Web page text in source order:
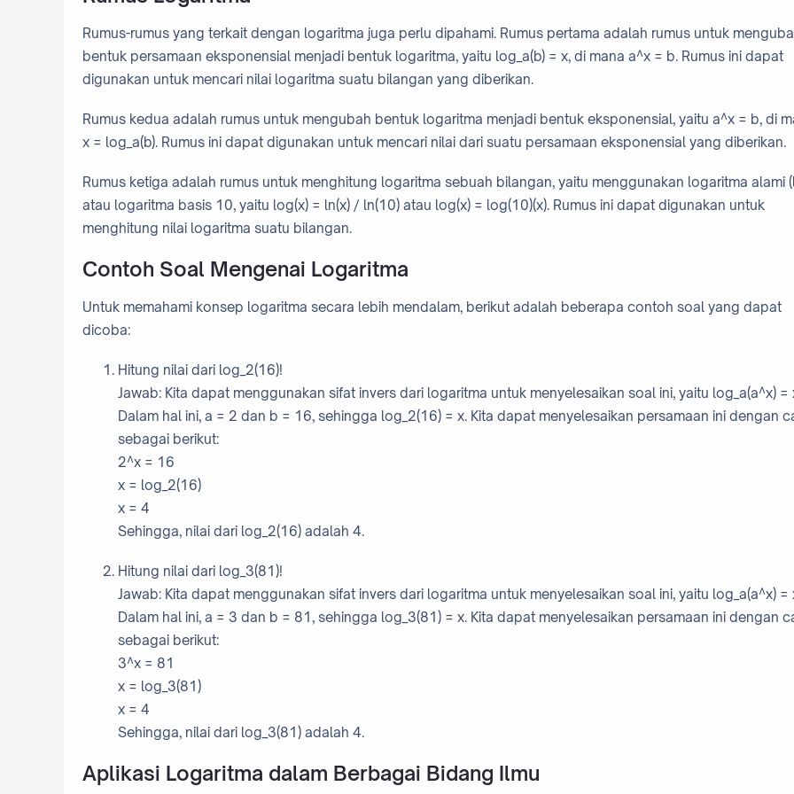
Rumus-rumus yang terkait dengan logaritma juga perlu dipahami. Rumus pertama adalah rumus untuk
bentuk persamaan eksponensial menjadi bentuk logaritma, yaitu log_a(b) = x, di mana a^x = b. Rumus ini dapat
digunakan untuk mencari nilai logaritma suatu bilangan yang diberikan.
Rumus kedua adalah rumus untuk mengubah bentuk logaritma menjadi bentuk eksponensial, yaitu a^x = b, di
x = log_a(b). Rumus ini dapat digunakan untuk mencari nilai dari suatu persamaan eksponensial yang diberikan.
Rumus ketiga adalah rumus untuk menghitung logaritma sebuah bilangan, yaitu menggunakan logaritma alami
atau logaritma basis 10, yaitu log(x) = ln(x) / ln(10) atau log(x) = log(10)(x). Rumus ini dapat digunakan untuk
menghitung nilai logaritma suatu bilangan.
Contoh Soal Mengenai Logaritma
Untuk memahami konsep logaritma secara lebih mendalam, berikut adalah beberapa contoh soal yang dapat
dicoba:
Hitung nilai dari log_2(16)!
Jawab: Kita dapat menggunakan sifat invers dari logaritma untuk menyelesaikan soal ini, yaitu log_a(a^x) =
Dalam hal ini, a = 2 dan b = 16, sehingga log_2(16) = x. Kita dapat menyelesaikan persamaan ini dengan
sebagai berikut:
2^x = 16
x = log_2(16)
x = 4
Sehingga, nilai dari log_2(16) adalah 4.
Hitung nilai dari log_3(81)!
Jawab: Kita dapat menggunakan sifat invers dari logaritma untuk menyelesaikan soal ini, yaitu log_a(a^x) =
Dalam hal ini, a = 3 dan b = 81, sehingga log_3(81) = x. Kita dapat menyelesaikan persamaan ini dengan
sebagai berikut:
3^x = 81
x = log_3(81)
x = 4
Sehingga, nilai dari log_3(81) adalah 4.
Aplikasi Logaritma dalam Berbagai Bidang Ilmu